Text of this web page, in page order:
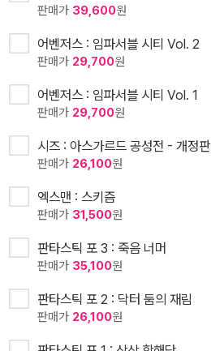
판매가 39,600원
어벤저스 : 임파서블 시티 Vol. 2
판매가 29,700원
어벤저스 : 임파서블 시티 Vol. 1
판매가 29,700원
시즈 : 아스가르드 공성전 - 개정판
판매가 26,100원
엑스맨 : 스키즘
판매가 31,500원
판타스틱 포 3 : 죽음 너머
판매가 35,100원
판타스틱 포 2 : 닥터 둠의 재림
판매가 26,100원